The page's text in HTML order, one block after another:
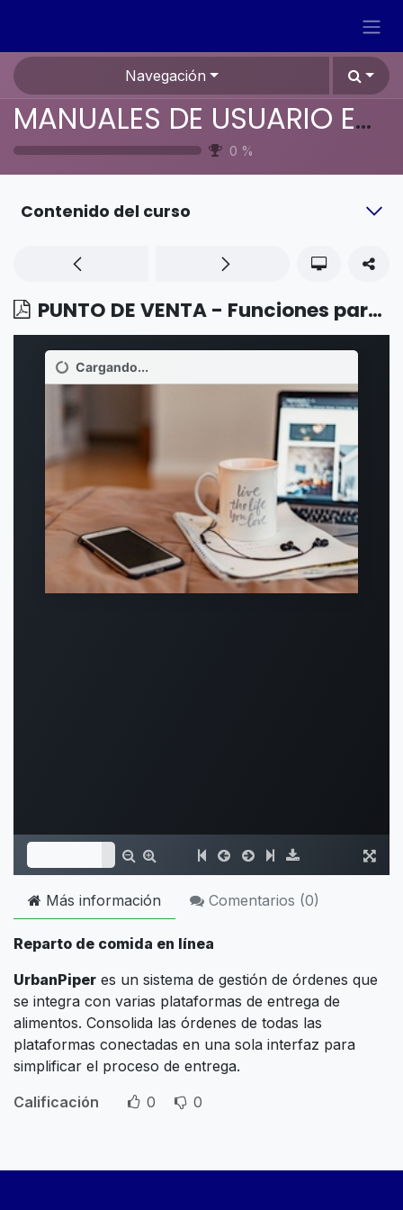
Navegación
MANUALES DE USUARIO EN ESPAÑOL ODOO 19
0 %
Contenido del curso
PUNTO DE VENTA - Funciones para restaurantes - Reparto de comida en línea
Más información Comentarios (0)
Reparto de comida en línea
UrbanPiper es un sistema de gestión de órdenes que
se integra con varias plataformas de entrega de
alimentos. Consolida las órdenes de todas las
plataformas conectadas en una sola interfaz para
simplificar el proceso de entrega.
Calificación
0 0